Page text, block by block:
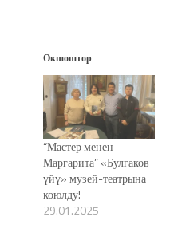
Окшоштор
“Мастер менен
Маргарита” «Булгаков
үйү» музей-театрына
коюлду!
29.01.2025